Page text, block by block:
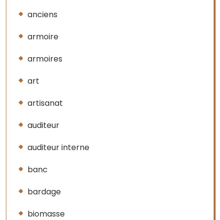
anciens
armoire
armoires
art
artisanat
auditeur
auditeur interne
banc
bardage
biomasse